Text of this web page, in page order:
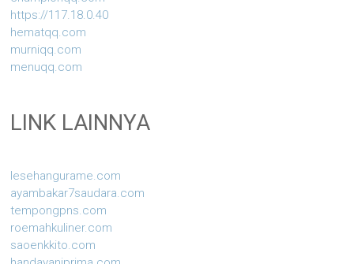
https://117.18.0.40
hematqq.com
murniqq.com
menuqq.com
LINK LAINNYA
lesehangurame.com
ayambakar7saudara.com
tempongpns.com
roemahkuliner.com
saoenkkito.com